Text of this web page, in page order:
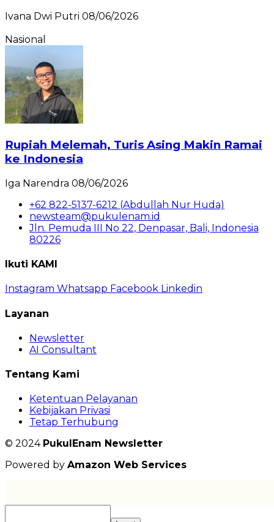
Ivana Dwi Putri 08/06/2026
Nasional
Rupiah Melemah, Turis Asing Makin Ramai
ke Indonesia
Iga Narendra 08/06/2026
+62 822-5137-6212 (Abdullah Nur Huda)
newsteam@pukulenam.id
Jln. Pemuda III No 22, Denpasar, Bali, Indonesia
80226
Ikuti KAMI
Instagram Whatsapp Facebook Linkedin
Layanan
Newsletter
AI Consultant
Tentang Kami
Ketentuan Pelayanan
Kebijakan Privasi
Tetap Terhubung
© 2024 PukulEnam Newsletter
Powered by Amazon Web Services